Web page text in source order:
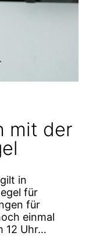
mit der
in
für
für
einmal
12 Uhr…